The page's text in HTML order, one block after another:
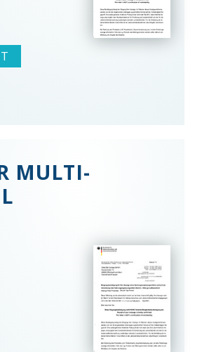
MULTI-